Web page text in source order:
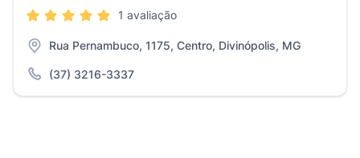
1 avaliação
Rua Pernambuco, 1175, Centro, Divinópolis, MG
(37) 3216-3337